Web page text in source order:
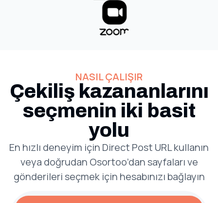
NASIL ÇALIŞIR
Çekiliş kazananlarını
seçmenin iki basit
yolu
En hızlı deneyim için Direct Post URL kullanın
veya doğrudan Osortoo’dan sayfaları ve
gönderileri seçmek için hesabınızı bağlayın